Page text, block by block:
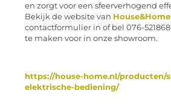
en zorgt voor een sfeerverhogend
Bekijk de website van House&Home
contactformulier in of bel 076-
te maken voor in onze showroom.
https://house-home.nl/producten/
elektrische-bediening/